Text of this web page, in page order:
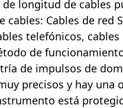
longitud de cables
Cables de red
telefónicos,
de
de impulsos de
precisos y hay una
está